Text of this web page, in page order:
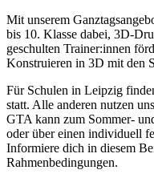
Mit unserem
bis 10. Klasse dabei, 3D-
geschulten Trainer:innen
Konstruieren in 3D mit den
Für Schulen in Leipzig
statt. Alle anderen nutzen
GTA kann zum Sommer-
oder über einen individuell
Informiere dich in diesem
Rahmenbedingungen.